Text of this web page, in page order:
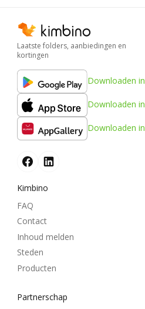
Laatste folders, aanbiedingen en
kortingen
Downloaden in
Downloaden in
Downloaden in
Kimbino
FAQ
Contact
Inhoud melden
Steden
Producten
Partnerschap